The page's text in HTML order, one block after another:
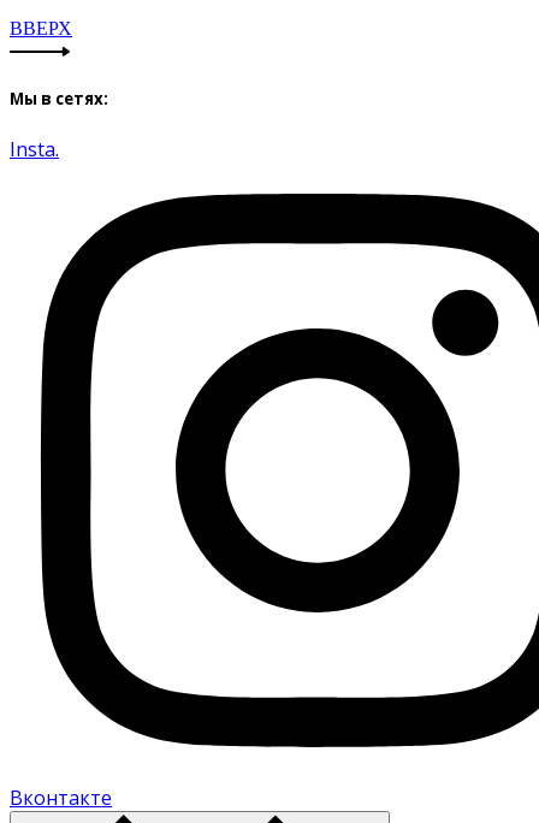
ВВЕРХ
Мы в сетях:
Insta.
Вконтакте